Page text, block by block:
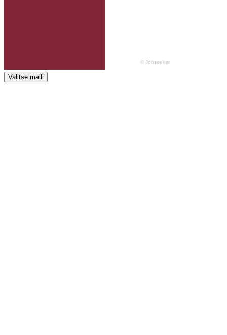
Valitse malli